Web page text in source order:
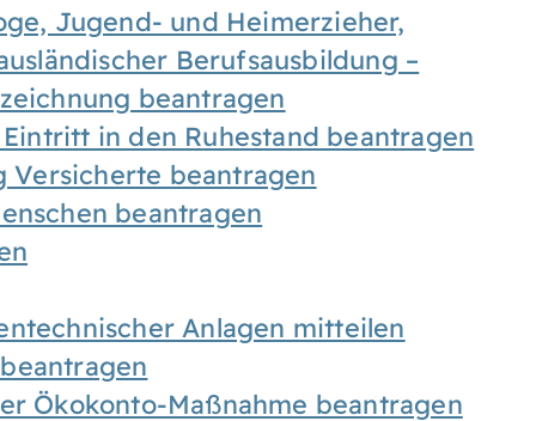
Jugend- und Heimerzieher,
Berufsausbildung –
beantragen
in den Ruhestand beantragen
Versicherte beantragen
beantragen
Anlagen mitteilen
Ökokonto-Maßnahme beantragen